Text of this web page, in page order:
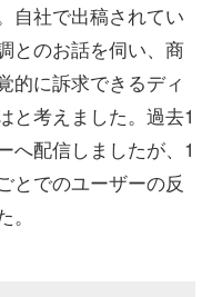
自社で出稿されてい
とのお話を伺い、商
的に訴求できるディ
と考えました。過去1
へ配信しましたが、1
とでのユーザーの反